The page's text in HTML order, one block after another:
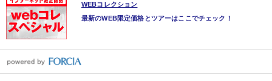
WEBコレクション
最新のWEB限定価格とツアーはここでチェック！